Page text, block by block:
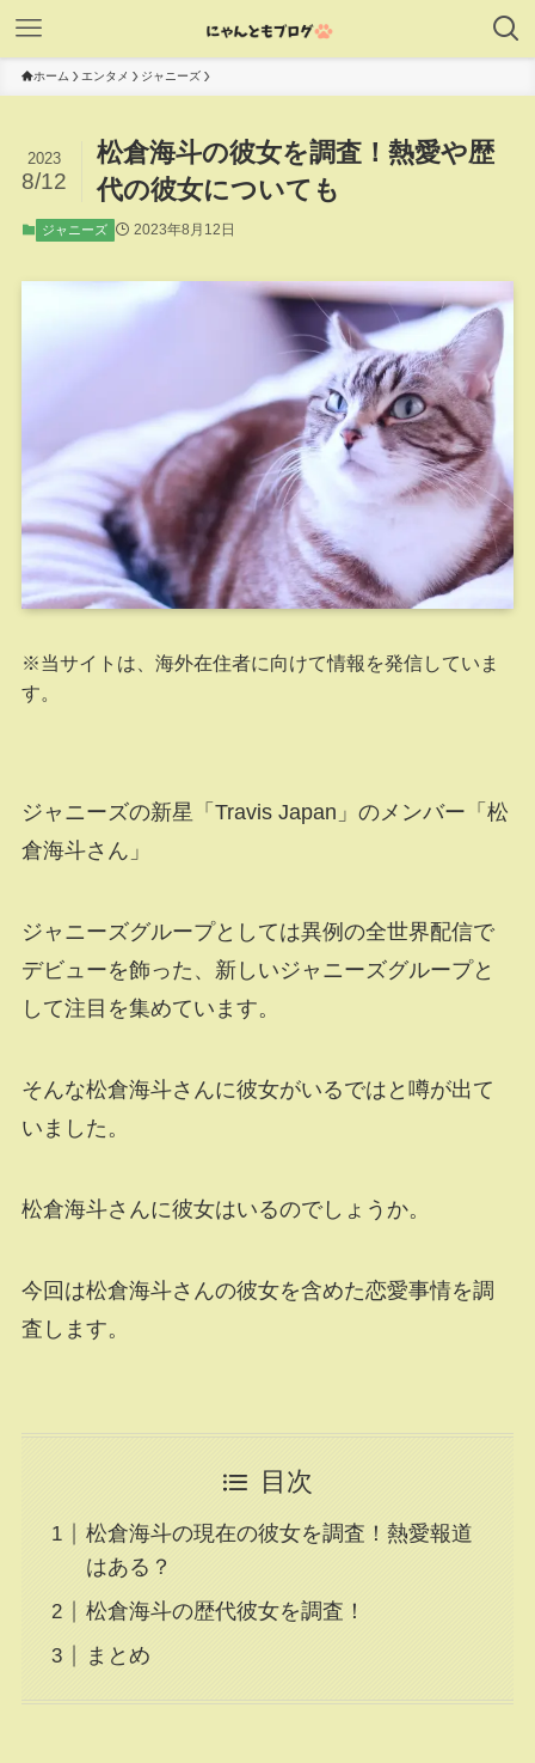
ホーム エンタメ ジャニーズ
松倉海斗の彼女を調査！熱愛や歴
代の彼女についても
2023
8/12
ジャニーズ 2023年8月12日
※当サイトは、海外在住者に向けて情報を発信していま
す。
ジャニーズの新星「Travis Japan」のメンバー「松
倉海斗さん」
ジャニーズグループとしては異例の全世界配信で
デビューを飾った、新しいジャニーズグループと
して注目を集めています。
そんな松倉海斗さんに彼女がいるではと噂が出て
いました。
松倉海斗さんに彼女はいるのでしょうか。
今回は松倉海斗さんの彼女を含めた恋愛事情を調
査します。
目次
松倉海斗の現在の彼女を調査！熱愛報道
はある？
松倉海斗の歴代彼女を調査！
まとめ